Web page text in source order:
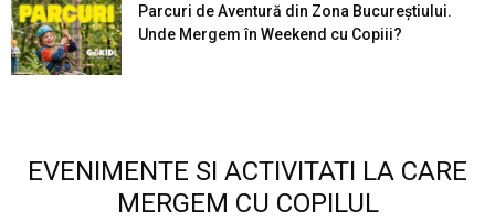
Parcuri de Aventură din Zona Bucureştiului.
Unde Mergem în Weekend cu Copiii?
EVENIMENTE SI ACTIVITATI LA CARE
MERGEM CU COPILUL